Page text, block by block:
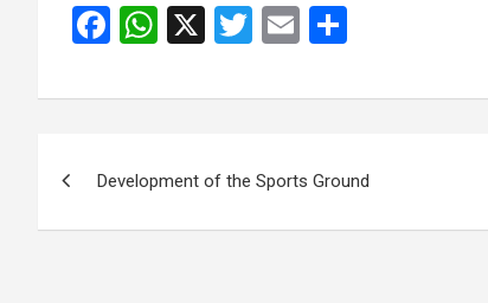
F
ce
o
W
at
A
X
T
tt
E
ail ar
navigation
Development of the Sports Ground